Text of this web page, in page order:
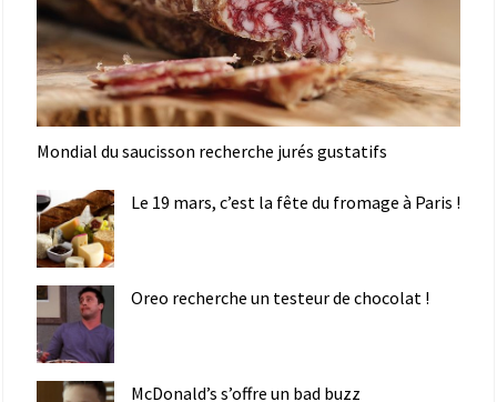
Mondial du saucisson recherche jurés gustatifs
Le 19 mars, c’est la fête du fromage à Paris !
Oreo recherche un testeur de chocolat !
McDonald’s s’offre un bad buzz